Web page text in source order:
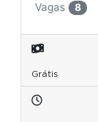
Vagas
8
Grátis